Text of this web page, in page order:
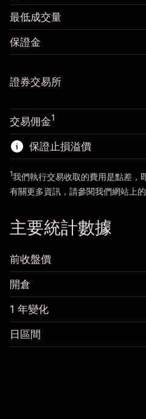
保證金。您的投資
隔夜倉息
來自杠杆的資金 - 美元（
前往平台
保證金。您的投資
隔夜倉息
來自杠杆的資金 - 美元（
前往平台
最低成交量
保證金
證券交易所
交易佣金1
保證止損溢價
1我們執行交易收取的費用是點差，
有關更多資訊，請參閱我們網站上的
主要統計數據
前收盤價
開倉
1 年變化
日區間